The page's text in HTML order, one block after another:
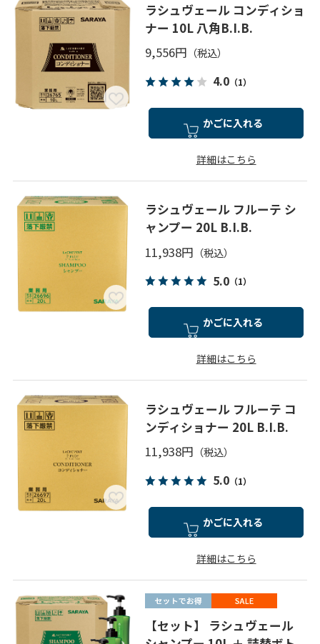
ラシュヴェール コンディショ
ナー 10L 八角B.I.B.
9,556円
4.0 （1）
かごに入れる
詳細はこちら
ラシュヴェール フルーテ シ
ャンプー 20L B.I.B.
11,938円
5.0 （1）
かごに入れる
詳細はこちら
ラシュヴェール フルーテ コ
ンディショナー 20L B.I.B.
11,938円
5.0 （1）
かごに入れる
詳細はこちら
【セット】 ラシュヴェール